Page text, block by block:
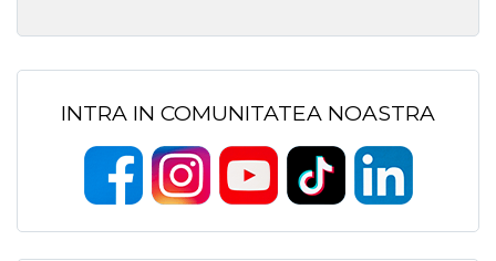
INTRA IN COMUNITATEA NOASTRA